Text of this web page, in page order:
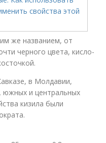
же названием, от
черного цвета, кисло-
в Молдавии,
южных и центральных
кизила были